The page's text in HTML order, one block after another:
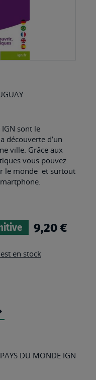
sont le
découverte d’un
ville. Grâce aux
vous pouvez
le monde et surtout
9,20 €
en stock
DU MONDE IGN